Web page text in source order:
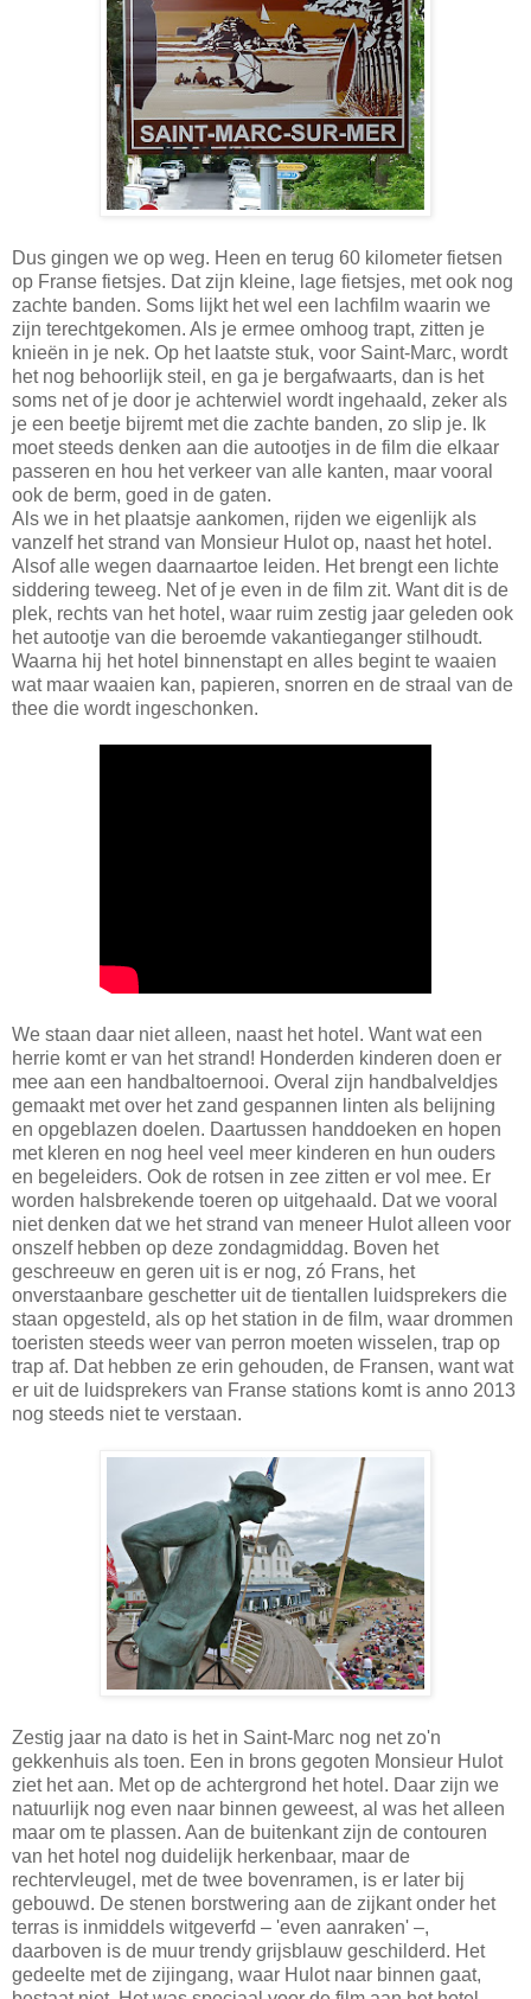
Dus gingen we op weg. Heen en terug 60 kilometer fietsen
op Franse fietsjes. Dat zijn kleine, lage fietsjes, met ook nog
zachte banden. Soms lijkt het wel een lachfilm waarin we
zijn terechtgekomen. Als je ermee omhoog trapt, zitten je
knieën in je nek. Op het laatste stuk, voor Saint-Marc, wordt
het nog behoorlijk steil, en ga je bergafwaarts, dan is het
soms net of je door je achterwiel wordt ingehaald, zeker als
je een beetje bijremt met die zachte banden, zo slip je. Ik
moet steeds denken aan die autootjes in de film die elkaar
passeren en hou het verkeer van alle kanten, maar vooral
ook de berm, goed in de gaten.
Als we in het plaatsje aankomen, rijden we eigenlijk als
vanzelf het strand van Monsieur Hulot op, naast het hotel.
Alsof alle wegen daarnaartoe leiden. Het brengt een lichte
siddering teweeg. Net of je even in de film zit. Want dit is de
plek, rechts van het hotel, waar ruim zestig jaar geleden ook
het autootje van die beroemde vakantieganger stilhoudt.
Waarna hij het hotel binnenstapt en alles begint te waaien
wat maar waaien kan, papieren, snorren en de straal van de
thee die wordt ingeschonken.
We staan daar niet alleen, naast het hotel. Want wat een
herrie komt er van het strand! Honderden kinderen doen er
mee aan een handbaltoernooi. Overal zijn handbalveldjes
gemaakt met over het zand gespannen linten als belijning
en opgeblazen doelen. Daartussen handdoeken en hopen
met kleren en nog heel veel meer kinderen en hun ouders
en begeleiders. Ook de rotsen in zee zitten er vol mee. Er
worden halsbrekende toeren op uitgehaald. Dat we vooral
niet denken dat we het strand van meneer Hulot alleen voor
onszelf hebben op deze zondagmiddag. Boven het
geschreeuw en geren uit is er nog, zó Frans, het
onverstaanbare geschetter uit de tientallen luidsprekers die
staan opgesteld, als op het station in de film, waar drommen
toeristen steeds weer van perron moeten wisselen, trap op
trap af. Dat hebben ze erin gehouden, de Fransen, want wat
er uit de luidsprekers van Franse stations komt is anno 2013
nog steeds niet te verstaan.
Zestig jaar na dato is het in Saint-Marc nog net zo'n
gekkenhuis als toen. Een in brons gegoten Monsieur Hulot
ziet het aan. Met op de achtergrond het hotel. Daar zijn we
natuurlijk nog even naar binnen geweest, al was het alleen
maar om te plassen. Aan de buitenkant zijn de contouren
van het hotel nog duidelijk herkenbaar, maar de
rechtervleugel, met de twee bovenramen, is er later bij
gebouwd. De stenen borstwering aan de zijkant onder het
terras is inmiddels witgeverfd – 'even aanraken' –,
daarboven is de muur trendy grijsblauw geschilderd. Het
gedeelte met de zijingang, waar Hulot naar binnen gaat,